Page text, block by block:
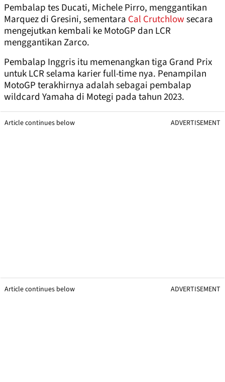
Pembalap tes Ducati, Michele Pirro, menggantikan
Marquez di Gresini, sementara Cal Crutchlowsecara
mengejutkan kembali ke MotoGP dan LCR
menggantikan Zarco.
Pembalap Inggris itu memenangkan tiga Grand Prix
untuk LCR selama karier full-time nya. Penampilan
MotoGP terakhirnya adalah sebagai pembalap
wildcard Yamaha di Motegi pada tahun 2023.
Article continues below ADVERTISEMENT
Article continues below ADVERTISEMENT